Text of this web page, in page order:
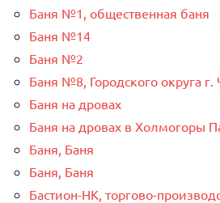
Баня №1, общественная баня
Баня №14
Баня №2
Баня №8, Городского округа г.
Баня на дровах
Баня на дровах в Холмогоры
Баня, Баня
Баня, Баня
Бастион-НК, торгово-